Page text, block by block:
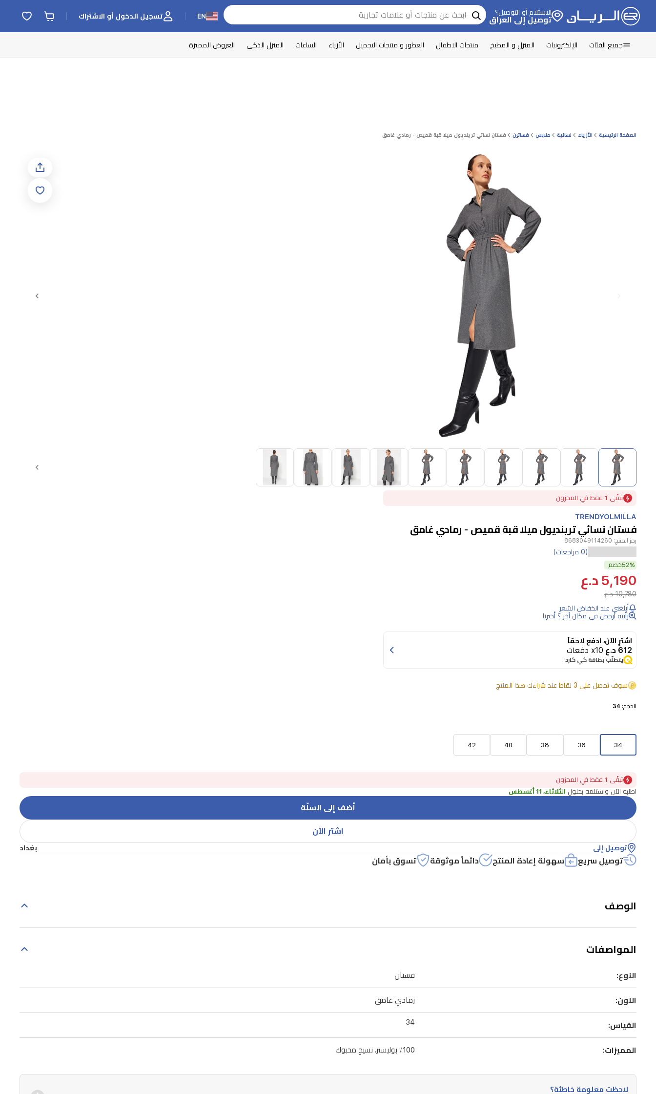
الاستلام أو التوصيل؟
توصيل إلى العراق EN تسجيل الدخول أو الاشتراك
جميع الفئات الإلكترونيات المنزل و المطبخ منتجات الاطفال العطور و منتجات التجميل الأزياء الساعات المنزل الذكي العروض المميزة
الصفحة الرئيسية الأزياء نسائية ملابس فساتين فستان نسائي ترينديول ميلا قبة قميص - رمادي غامق
Item
10
تبقًى 1 فقط في المخزون
TRENDYOLMILLA
فستان نسائي ترينديول ميلا قبة قميص - رمادي غامق
رمز المنتج: 8683049114260
(0 مراجعات)
52%خصم
5,190 د.ع
10,780 د.ع
أبلغني عند انخفاض السّعر
رأيته أرخص في مكان آخر ؟ أخبرنا
اشترِ الآن، ادفع لاحقاً
612 د.ع x10 دفعات
يتطلّب بطاقة كي كارد
سوف تحصل على 3 نقاط عند شراءك هذا المنتج
الحجم: 34
34
36
38
40
42
تبقًى 1 فقط في المخزون
اطلبه الآن واستلمه بحلول الثلاثاء، 11 أغسطس
أضف إلى السلّة
اشتر الآن
توصيل إلى بغداد
توصيل سريع سهولة إعادة المنتج دائماً موثوقة تسوق بأمان
الوصف
المواصفات
النوع: فستان
اللون: رمادي غامق
القياس: 34
المميزات: ٪100 بوليستر، نسيج محبوك
لاحظت معلومة خاطئة؟